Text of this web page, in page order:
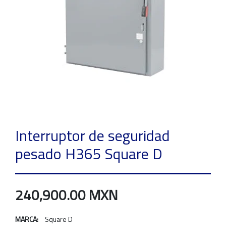
Interruptor de seguridad
pesado H365 Square D
240,900.00 MXN
MARCA: Square D